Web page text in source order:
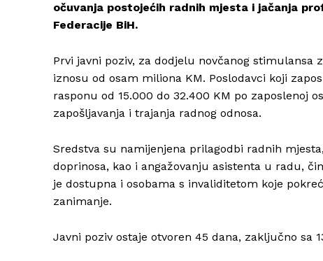
očuvanja postojećih radnih mjesta i jačanja
Federacije BiH.
Prvi javni poziv, za dodjelu novčanog stimulansa
iznosu od osam miliona KM. Poslodavci koji
rasponu od 15.000 do 32.400 KM po zaposlenoj
zapošljavanja i trajanja radnog odnosa.
Sredstva su namijenjena prilagodbi radnih
doprinosa, kao i angažovanju asistenta u radu,
je dostupna i osobama s invaliditetom koje
zanimanje.
Javni poziv ostaje otvoren 45 dana, zaključno sa